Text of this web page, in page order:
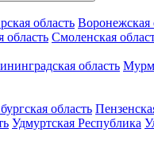
область Воронежская
область Смоленская
область
область
Удмуртская Республика